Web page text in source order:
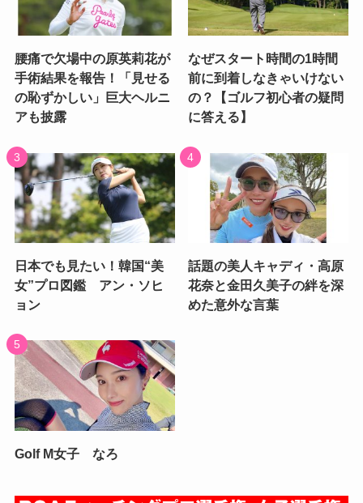
腰痛で欠場中の原英莉花が
手術結果を報告！「見せる
の恥ずかしい」巨大ヘルニ
アも披露
なぜスタート時間の1時間
前に到着しなきゃいけない
の？【ゴルフ初心者の疑問
に答える】
日本でも見たい！韓国“美
女”プロ図鑑 アン・ソヒ
ョン
話題の美人キャディ・高原
花奈と金田久美子の絆を深
めた意外な言葉
Golf M女子 なろ